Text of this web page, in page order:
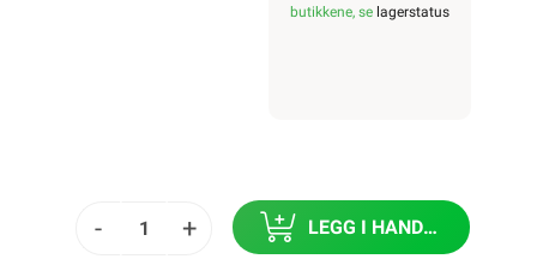
butikkene, se lagerstatus
- + LEGG I HANDLEKURV